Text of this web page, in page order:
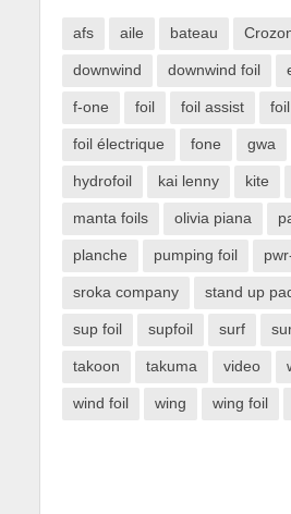
afs aile bateau
downwind downwind foil
f-one foil foil assist
foil électrique fone gwa
hydrofoil kai lenny kite
manta foils olivia piana
planche pumping foil
sroka company stand up
sup foil supfoil surf
takoon takuma video
wind foil wing wing foil